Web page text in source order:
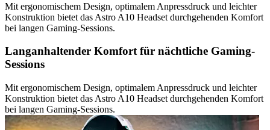
Mit ergonomischem Design, optimalem Anpressdruck und leichter
Konstruktion bietet das Astro A10 Headset durchgehenden Komfort
bei langen Gaming-Sessions.
Langanhaltender Komfort für nächtliche Gaming-
Sessions
Mit ergonomischem Design, optimalem Anpressdruck und leichter
Konstruktion bietet das Astro A10 Headset durchgehenden Komfort
bei langen Gaming-Sessions.